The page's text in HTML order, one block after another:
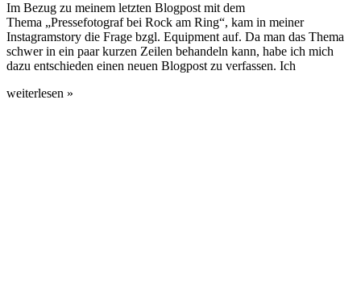
Im Bezug zu meinem letzten Blogpost mit dem
Thema „Pressefotograf bei Rock am Ring“, kam in meiner
Instagramstory die Frage bzgl. Equipment auf. Da man das Thema
schwer in ein paar kurzen Zeilen behandeln kann, habe ich mich
dazu entschieden einen neuen Blogpost zu verfassen. Ich
weiterlesen »